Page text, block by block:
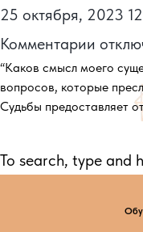
25 октября, 2023
Комментарии к
записи
“Каков смысл моего
вопросов, которые
Судьбы предоставляет